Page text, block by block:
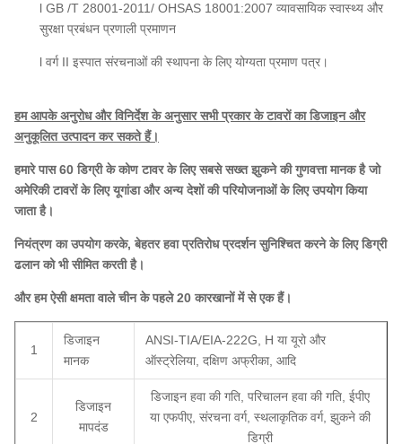
l GB /T 28001-2011/ OHSAS 18001:2007 व्यावसायिक स्वास्थ्य और
सुरक्षा प्रबंधन प्रणाली प्रमाणन
l वर्ग II इस्पात संरचनाओं की स्थापना के लिए योग्यता प्रमाण पत्र।
हम आपके अनुरोध और विनिर्देश के अनुसार सभी प्रकार के टावरों का डिजाइन और
अनुकूलित उत्पादन कर सकते हैं।
हमारे पास 60 डिग्री के कोण टावर के लिए सबसे सख्त झुकने की गुणवत्ता मानक है जो
अमेरिकी टावरों के लिए यूगांडा और अन्य देशों की परियोजनाओं के लिए उपयोग किया
जाता है।
नियंत्रण का उपयोग करके, बेहतर हवा प्रतिरोध प्रदर्शन सुनिश्चित करने के लिए डिग्री
ढलान को भी सीमित करती है।
और हम ऐसी क्षमता वाले चीन के पहले 20 कारखानों में से एक हैं।
1
डिजाइन
मानक
ANSI-TIA/EIA-222G, H या यूरो और
ऑस्ट्रेलिया, दक्षिण अफ्रीका, आदि
2
डिजाइन
मापदंड
डिजाइन हवा की गति, परिचालन हवा की गति, ईपीए
या एफपीए, संरचना वर्ग, स्थलाकृतिक वर्ग, झुकने की
डिग्री